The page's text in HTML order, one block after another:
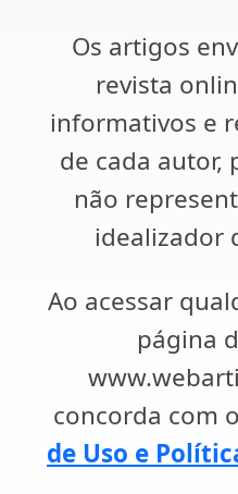
Os artigos
revista
informativos e
de cada autor,
não
idealizador
Ao acessar
página
concorda com
de Uso e